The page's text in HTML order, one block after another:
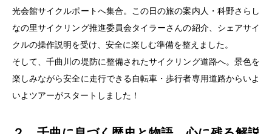
光会館サイクルポートへ集合。この日の旅の案内人・科野さらし
なの里サイクリング推進委員会タイラーさんの紹介、シェアサイ
クルの操作説明を受け、安全に楽しむ準備を整えました。
そして、千曲川の堤防に整備されたサイクリング道路へ。景色を
楽しみながら安全に走行できる自転車・歩行者専用道路からいよ
いよツアーがスタートしました！